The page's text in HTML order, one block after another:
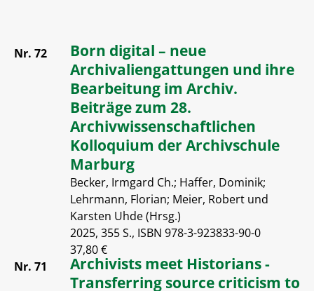
Nr. 72
Born digital – neue
Archivaliengattungen und ihre
Bearbeitung im Archiv.
Beiträge zum 28.
Archivwissenschaftlichen
Kolloquium der Archivschule
Marburg
Becker, Irmgard Ch.; Haffer, Dominik;
Lehrmann, Florian; Meier, Robert und
Karsten Uhde (Hrsg.)
2025, 355 S., ISBN 978-3-923833-90-0
37,80 €
Nr. 71
Archivists meet Historians -
Transferring source criticism to